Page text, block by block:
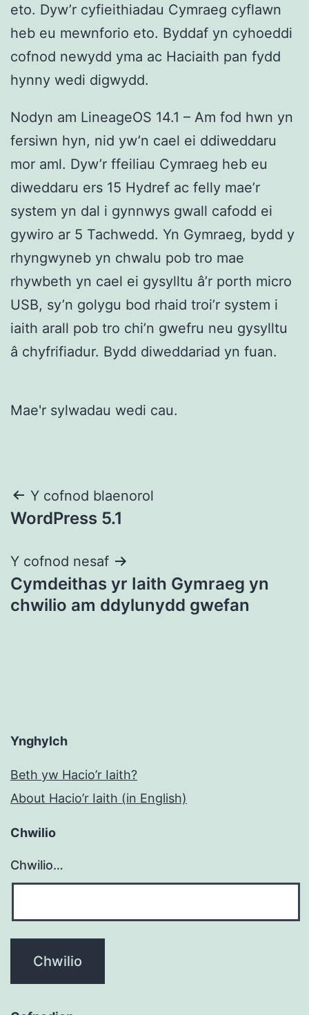
eto. Dyw’r cyfieithiadau Cymraeg cyflawn
heb eu mewnforio eto. Byddaf yn cyhoeddi
cofnod newydd yma ac Haciaith pan fydd
hynny wedi digwydd.
Nodyn am LineageOS 14.1 – Am fod hwn yn
fersiwn hyn, nid yw’n cael ei ddiweddaru
mor aml. Dyw’r ffeiliau Cymraeg heb eu
diweddaru ers 15 Hydref ac felly mae’r
system yn dal i gynnwys gwall cafodd ei
gywiro ar 5 Tachwedd. Yn Gymraeg, bydd y
rhyngwyneb yn chwalu pob tro mae
rhywbeth yn cael ei gysylltu â’r porth micro
USB, sy’n golygu bod rhaid troi’r system i
iaith arall pob tro chi’n gwefru neu gysylltu
â chyfrifiadur. Bydd diweddariad yn fuan.
Mae'r sylwadau wedi cau.
Llywio
cofnod
Y cofnod blaenorol
WordPress 5.1
Y cofnod nesaf
Cymdeithas yr Iaith Gymraeg yn
chwilio am ddylunydd gwefan
Ynghylch
Beth yw Hacio’r Iaith?
About Hacio’r Iaith (in English)
Chwilio
Chwilio…